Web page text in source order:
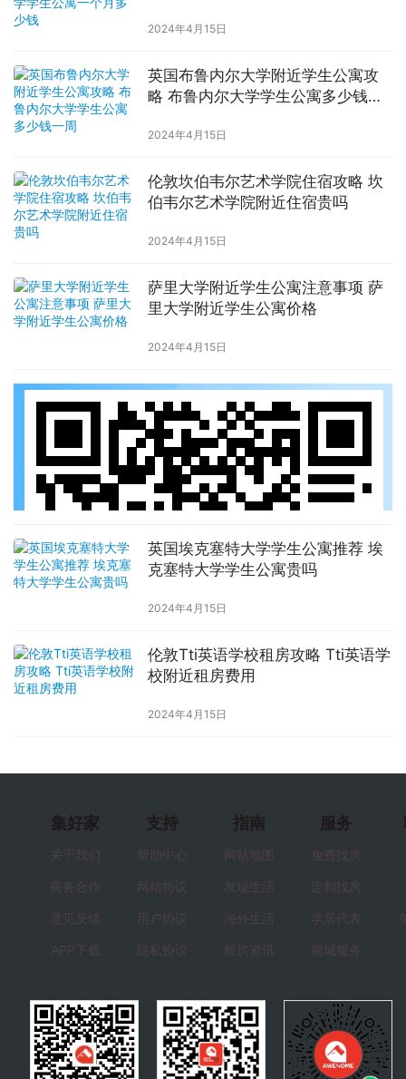
2024年4月15日
英国布鲁内尔大学附近学生公寓攻
略 布鲁内尔大学学生公寓多少钱一
2024年4月15日
伦敦坎伯韦尔艺术学院住宿攻略 坎
伯韦尔艺术学院附近住宿贵吗
2024年4月15日
萨里大学附近学生公寓注意事项 萨
里大学附近学生公寓价格
2024年4月15日
英国埃克塞特大学学生公寓推荐 埃
克塞特大学学生公寓贵吗
2024年4月15日
伦敦Tti英语学校租房攻略 Tti英语学
校附近租房费用
2024年4月15日
集好家
关于我们
商务合作
意见反馈
APP下载
支持
帮助中心
网站协议
用户协议
隐私协议
指南
网站地图
发现生活
海外生活
租房资讯
服务
免费找房
定制找房
学居代表
商城服务